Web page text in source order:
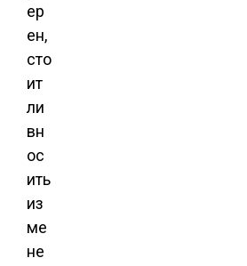
ер
ен,
сто
ит
ли
вн
ос
ить
из
ме
не